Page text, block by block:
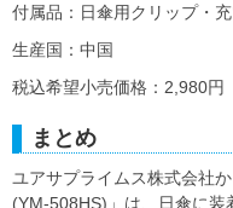
付属品：日傘用クリップ・
生産国：中国
税込希望小売価格：2,980円
まとめ
ユアサプライムス株式会社
(YM-508HS)」は、日傘に装